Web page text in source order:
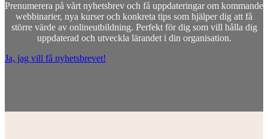
Prenumerera på vårt nyhetsbrev och få uppdateringar om kommande
webbinarier, nya kurser och konkreta tips som hjälper dig att få
större värde av onlineutbildning. Perfekt för dig som vill hålla dig
uppdaterad och utveckla lärandet i din organisation.
Ja, jag vill få nyhetsbrevet!